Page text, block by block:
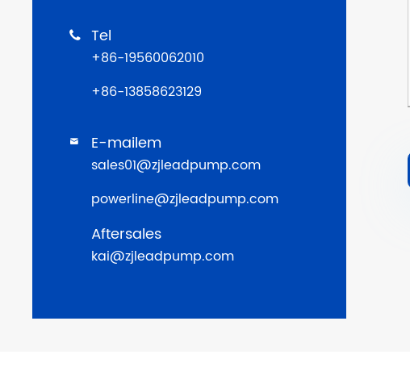
 Tel
+86-19560062010
+86-13858623129
 E-mailem
sales01@zjleadpump.com
powerline@zjleadpump.com
Aftersales
kai@zjleadpump.com